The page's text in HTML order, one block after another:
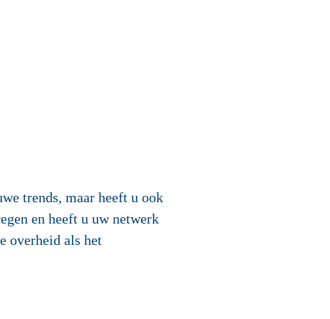
trends, maar heeft u ook
en heeft u uw netwerk
overheid als het